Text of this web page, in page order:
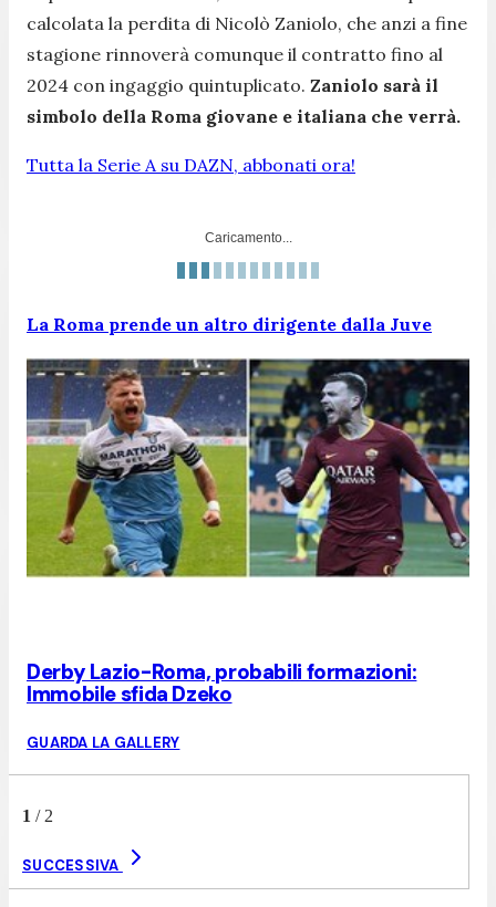
calcolata la perdita di Nicolò Zaniolo, che anzi a fine
stagione rinnoverà comunque il contratto fino al
2024 con ingaggio quintuplicato. Zaniolo sarà il
simbolo della Roma giovane e italiana che verrà.
Tutta la Serie A su DAZN, abbonati ora!
Caricamento...
La Roma prende un altro dirigente dalla Juve
Derby Lazio-Roma, probabili formazioni:
Immobile sfida Dzeko
GUARDA LA GALLERY
1 / 2
SUCCESSIVA